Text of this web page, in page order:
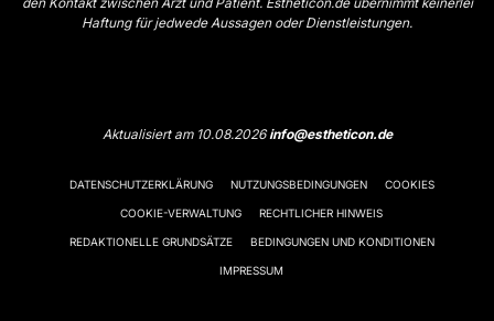
Haftung für jedwede Aussagen oder Dienstleistungen.
Aktualisiert am 10.08.2026info@estheticon.de
DATENSCHUTZERKLÄRUNG NUTZUNGSBEDINGUNGEN COOKIES
COOKIE-VERWALTUNG RECHTLICHER HINWEIS
REDAKTIONELLE GRUNDSÄTZE BEDINGUNGEN UND KONDITIONEN
IMPRESSUM